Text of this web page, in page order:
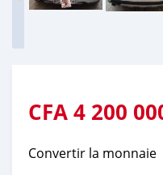
CFA4 200
Convertir la monnaie